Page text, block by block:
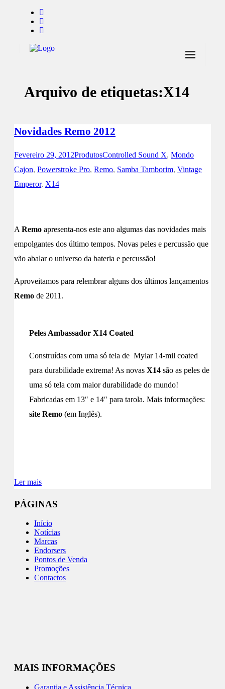
Notícias
Endorsers
Pontos de Venda
Promoções
Arquivo de etiquetas:X14
Novidades Remo 2012
Fevereiro 29, 2012ProdutosControlled Sound X, Mondo
Cajon, Powerstroke Pro, Remo, Samba Tamborim, Vintage
Emperor, X14
A Remo apresenta-nos este ano algumas das novidades mais
empolgantes dos último tempos. Novas peles e percussão que
vão abalar o universo da bateria e percussão!
Aproveitamos para relembrar alguns dos últimos lançamentos
Remo de 2011.
Peles Ambassador X14 Coated
Construídas com uma só tela de Mylar 14-mil coated
para durabilidade extrema! As novas X14 são as peles de
uma só tela com maior durabilidade do mundo!
Fabricadas em 13″ e 14″ para tarola. Mais informações:
site Remo (em Inglês).
Ler mais
PÁGINAS
Início
Notícias
Marcas
Endorsers
Pontos de Venda
Promoções
Contactos
MAIS INFORMAÇÕES